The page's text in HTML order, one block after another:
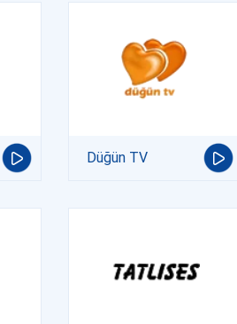
Düğün TV